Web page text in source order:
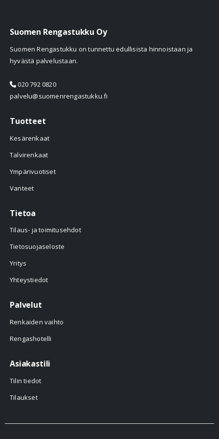
Suomen Rengastukku Oy
Suomen Rengastukku on tunnettu edullisista hinnoistaan ja
hyvästä palvelustaan.
020 792 0820
palvelu@suomenrengastukku.fi
Tuotteet
Kesärenkaat
Talvirenkaat
Ympärivuotiset
Vanteet
Tietoa
Tilaus- ja toimitusehdot
Tietosuojaseloste
Yritys
Yhteystiedot
Palvelut
Renkaiden vaihto
Rengashotelli
Asiakastili
Tilin tiedot
Tilaukset